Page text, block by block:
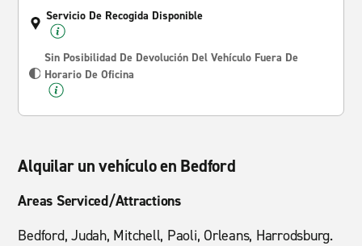
Servicio De Recogida Disponible
Sin Posibilidad De Devolución Del Vehículo Fuera De
Horario De Oficina
Alquilar un vehículo en Bedford
Areas Serviced/Attractions
Bedford, Judah, Mitchell, Paoli, Orleans, Harrodsburg.